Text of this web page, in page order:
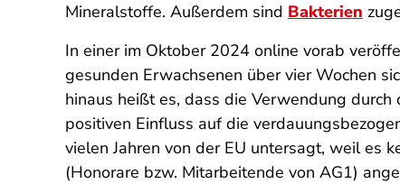
Mineralstoffe. Außerdem sind Bakterien
In einer im Oktober 2024 online vorab
gesunden Erwachsenen über vier Wochen
hinaus heißt es, dass die Verwendung
positiven Einfluss auf die
vielen Jahren von der EU untersagt, weil es
(Honorare bzw. Mitarbeitende von AG1)